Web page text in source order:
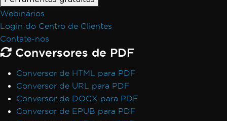
Webinários
Login do Centro de Clientes
Contate-nos
Conversores de PDF
Conversor de HTML para PDF
Conversor de URL para PDF
Conversor de DOCX para PDF
Conversor de EPUB para PDF